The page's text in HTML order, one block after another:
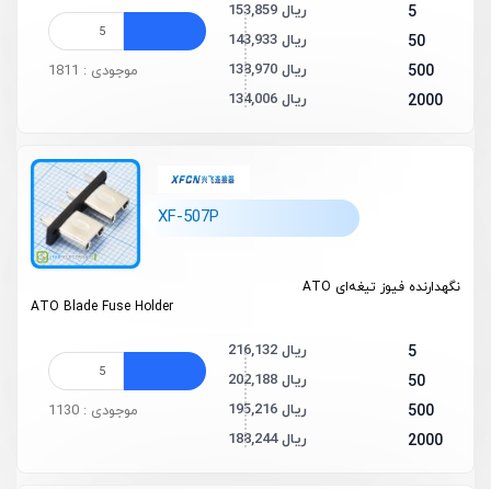
5 153,859 ریال
50 143,933 ریال
500 138,970 ریال
2000 134,006 ریال
موجودی : 1811
XF-507P
نگهدارنده فیوز تیغه‌ای ATO
ATO Blade Fuse Holder
5 216,132 ریال
50 202,188 ریال
500 195,216 ریال
2000 188,244 ریال
موجودی : 1130